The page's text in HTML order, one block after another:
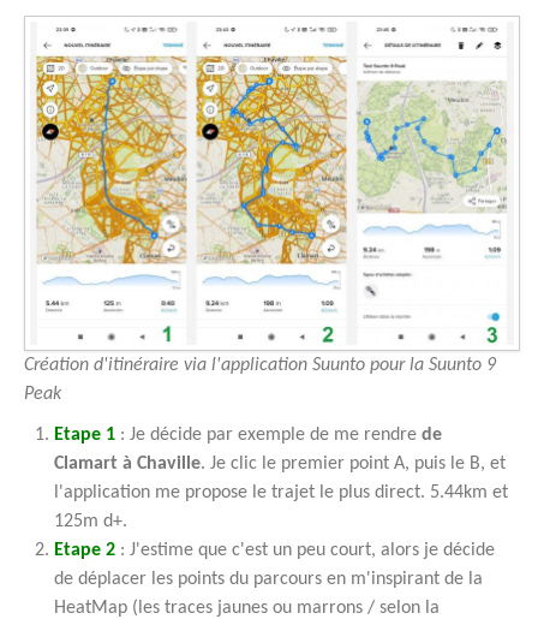
Création d'itinéraire via l'application Suunto pour la Suunto 9
Peak
Etape 1 : Je décide par exemple de me rendre de
Clamart à Chaville. Je clic le premier point A, puis le B, et
l'application me propose le trajet le plus direct. 5.44km et
125m d+.
Etape 2 : J'estime que c'est un peu court, alors je décide
de déplacer les points du parcours en m'inspirant de la
HeatMap (les traces jaunes ou marrons / selon la